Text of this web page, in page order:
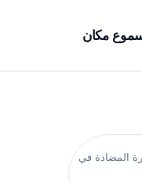
مكان
المضادة في